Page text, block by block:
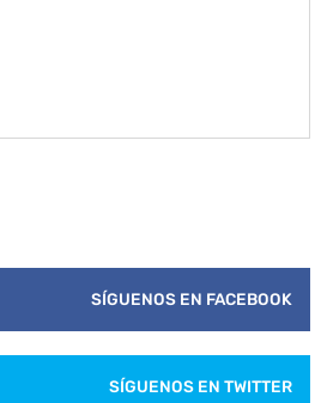
SÍGUENOS EN FACEBOOK
SÍGUENOS EN TWITTER